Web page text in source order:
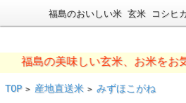
福島のおいしい米 玄米 コシヒ
福島の美味しい玄米、お米をお気
TOP > 産地直送米 > みずほこがね